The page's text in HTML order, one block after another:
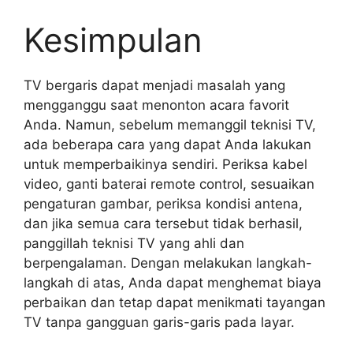
Kesimpulan
TV bergaris dapat menjadi masalah yang
mengganggu saat menonton acara favorit
Anda. Namun, sebelum memanggil teknisi TV,
ada beberapa cara yang dapat Anda lakukan
untuk memperbaikinya sendiri. Periksa kabel
video, ganti baterai remote control, sesuaikan
pengaturan gambar, periksa kondisi antena,
dan jika semua cara tersebut tidak berhasil,
panggillah teknisi TV yang ahli dan
berpengalaman. Dengan melakukan langkah-
langkah di atas, Anda dapat menghemat biaya
perbaikan dan tetap dapat menikmati tayangan
TV tanpa gangguan garis-garis pada layar.